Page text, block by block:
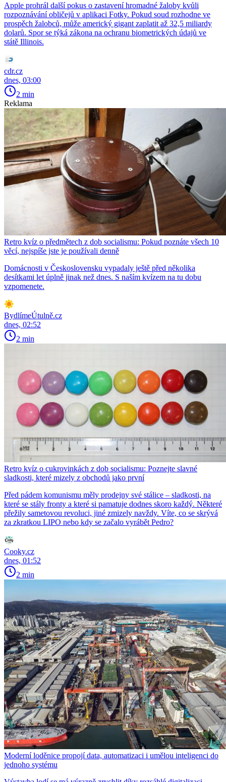
Apple prohrál další pokus o zastavení hromadné žaloby kvůli
rozpoznávání obličejů v aplikaci Fotky. Pokud soud rozhodne ve
prospěch žalobců, může americký gigant zaplatit až 32,5 miliardy
dolarů. Spor se týká zákona na ochranu biometrických údajů ve
státě Illinois.
cdr.cz
dnes, 03:00
2 min
Reklama
Retro kvíz o předmětech z dob socialismu: Pokud poznáte všech 10
věcí, nejspíše jste je používali denně
Domácnosti v Československu vypadaly ještě před několika
desítkami let úplně jinak než dnes. S naším kvízem na tu dobu
vzpomenete.
BydlímeÚtulně.cz
dnes, 02:52
2 min
Retro kvíz o cukrovinkách z dob socialismu: Poznejte slavné
sladkosti, které mizely z obchodů jako první
Před pádem komunismu měly prodejny své stálice – sladkosti, na
které se stály fronty a které si pamatuje dodnes skoro každý. Některé
přežily sametovou revoluci, jiné zmizely navždy. Víte, co se skrývá
za zkratkou LIPO nebo kdy se začalo vyrábět Pedro?
Cooky.cz
dnes, 01:52
2 min
Moderní loděnice propojí data, automatizaci i umělou inteligenci do
jednoho systému